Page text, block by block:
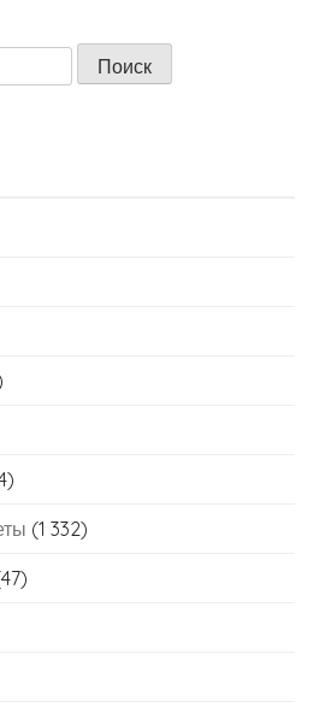
(1 332)